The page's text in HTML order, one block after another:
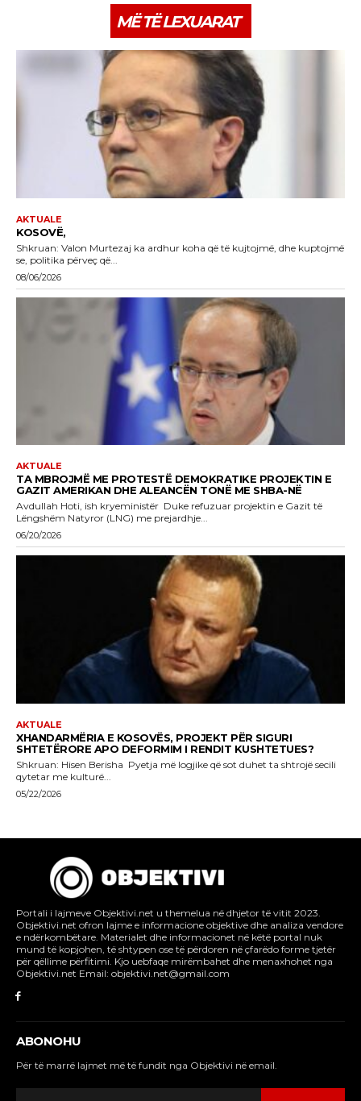
Portali i lajmeve Objektivi.net u themelua në dhjetor të vitit 2023.
Objektivi.net ofron lajme e informacione objektive dhe analiza vendore
e ndërkombëtare. Materialet dhe informacionet në këtë portal nuk
mund të kopjohen, të shtypen ose të përdoren në çfarëdo forme tjetër
për qëllime përfitimi. Kjo uebfaqe mirëmbahet dhe menaxhohet nga
Objektivi.net Email: objektivi.net@gmail.com
ABONOHU
Për të marrë lajmet më të fundit nga Objektivi në email.